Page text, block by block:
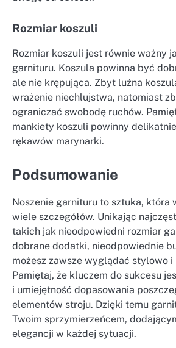
Rozmiar koszuli
Rozmiar koszuli jest równie ważny
garnituru. Koszula powinna być
ale nie krępująca. Zbyt luźna
wrażenie niechlujstwa, natomiast
ograniczać swobodę ruchów.
mankiety koszuli powinny
rękawów marynarki.
Podsumowanie
Noszenie garnituru to sztuka, która
wiele szczegółów. Unikając
takich jak nieodpowiedni rozmiar
dobrane dodatki, nieodpowiednie
możesz zawsze wyglądać stylowo i
Pamiętaj, że kluczem do sukcesu
i umiejętność dopasowania
elementów stroju. Dzięki temu
Twoim sprzymierzeńcem,
elegancji w każdej sytuacji.